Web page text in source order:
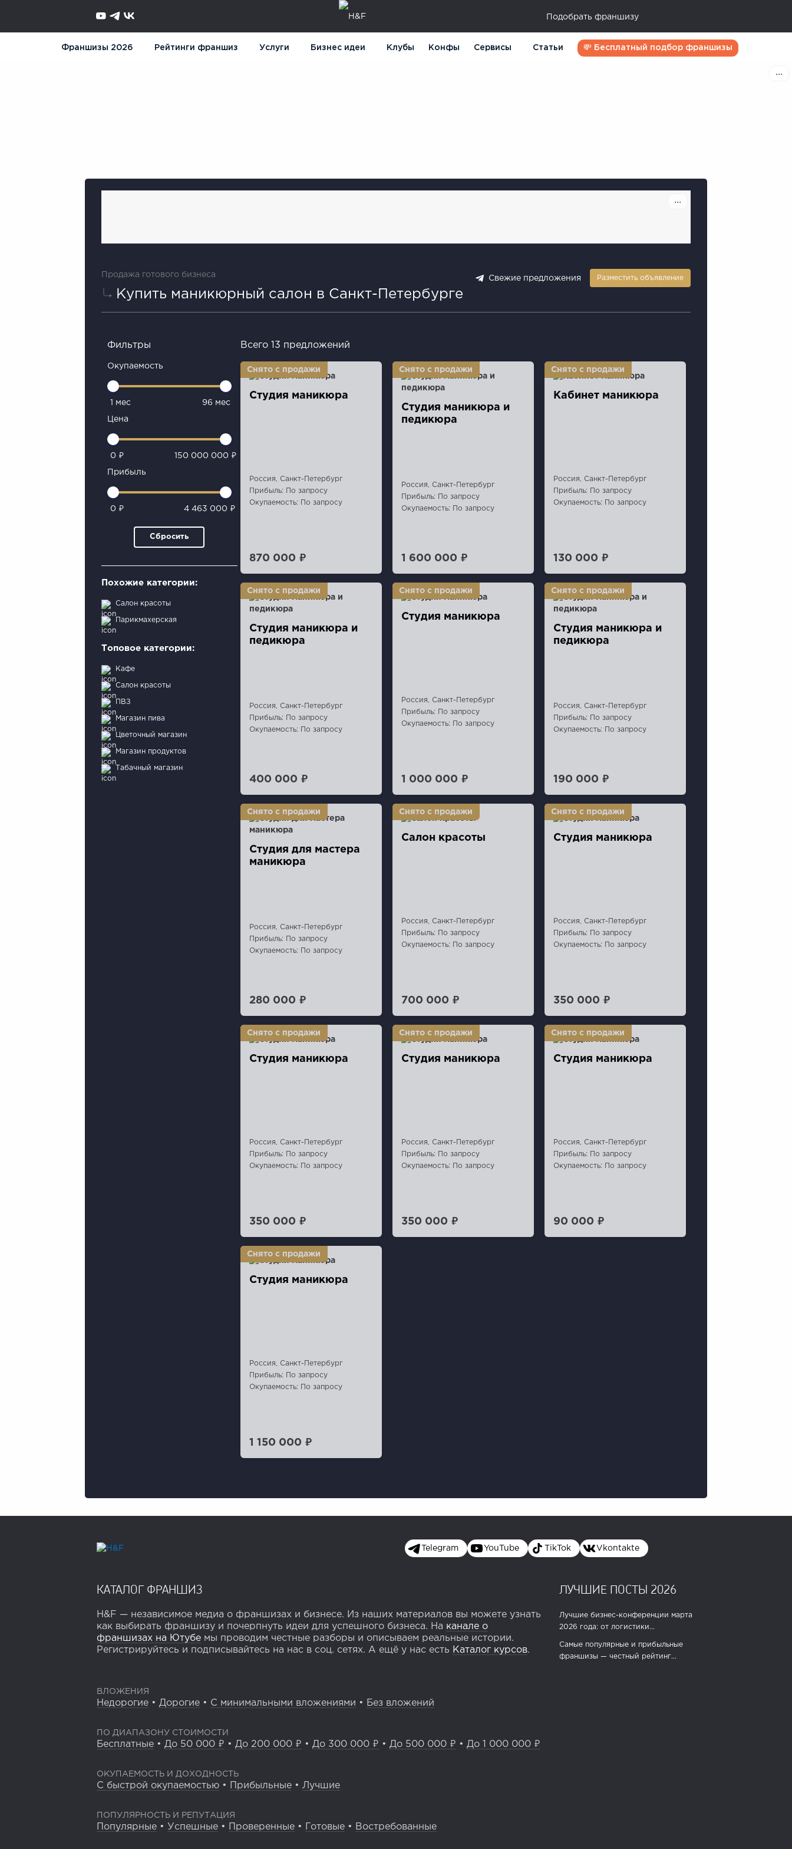
Подобрать франшизу
Франшизы 2026 Рейтинги франшиз Услуги Бизнес идеи Клубы Конфы Сервисы Статьи 💸 Бесплатный подбор франшизы
Продажа готового бизнеса
Купить маникюрный салон в Санкт-Петербурге
Свежие предложения Разместить объявление
Фильтры
Окупаемость
1 мес 96 мес
Цена
0 ₽ 150 000 000 ₽
Прибыль
0 ₽ 4 463 000 ₽
Сбросить
Похожие категории:
Салон красоты
Парикмахерская
Топовое категории:
Кафе
Салон красоты
ПВЗ
Магазин пива
Цветочный магазин
Магазин продуктов
Табачный магазин
Всего 13 предложений
Студия маникюра
Россия, Санкт-Петербург
Прибыль: По запросу
Окупаемость: По запросу
870 000 ₽
Студия маникюра и
педикюра
Россия, Санкт-Петербург
Прибыль: По запросу
Окупаемость: По запросу
1 600 000 ₽
Кабинет маникюра
Россия, Санкт-Петербург
Прибыль: По запросу
Окупаемость: По запросу
130 000 ₽
Студия маникюра и
педикюра
Россия, Санкт-Петербург
Прибыль: По запросу
Окупаемость: По запросу
400 000 ₽
Студия маникюра
Россия, Санкт-Петербург
Прибыль: По запросу
Окупаемость: По запросу
1 000 000 ₽
Студия маникюра и
педикюра
Россия, Санкт-Петербург
Прибыль: По запросу
Окупаемость: По запросу
190 000 ₽
Студия для мастера
маникюра
Россия, Санкт-Петербург
Прибыль: По запросу
Окупаемость: По запросу
280 000 ₽
Салон красоты
Россия, Санкт-Петербург
Прибыль: По запросу
Окупаемость: По запросу
700 000 ₽
Студия маникюра
Россия, Санкт-Петербург
Прибыль: По запросу
Окупаемость: По запросу
350 000 ₽
Студия маникюра
Россия, Санкт-Петербург
Прибыль: По запросу
Окупаемость: По запросу
350 000 ₽
Студия маникюра
Россия, Санкт-Петербург
Прибыль: По запросу
Окупаемость: По запросу
350 000 ₽
Студия маникюра
Россия, Санкт-Петербург
Прибыль: По запросу
Окупаемость: По запросу
90 000 ₽
Студия маникюра
Россия, Санкт-Петербург
Прибыль: По запросу
Окупаемость: По запросу
1 150 000 ₽
Telegram YouTube TikTok Vkontakte
КАТАЛОГ ФРАНШИЗ
H&F — независимое медиа о франшизах и бизнесе. Из наших материалов вы можете узнать
как выбирать франшизу и почерпнуть идеи для успешного бизнеса. На канале о
франшизах на Ютубе мы проводим честные разборы и описываем реальные истории.
Регистрируйтесь и подписывайтесь на нас в соц. сетях. А ещё у нас есть Каталог курсов.
ЛУЧШИЕ ПОСТЫ 2026
Лучшие бизнес-конференции марта
2026 года: от логистики...
Самые популярные и прибыльные
франшизы — честный рейтинг...
ВЛОЖЕНИЯ
Недорогие • Дорогие • С минимальными вложениями • Без вложений
ПО ДИАПАЗОНУ СТОИМОСТИ
Бесплатные • До 50 000 ₽ • До 200 000 ₽ • До 300 000 ₽ • До 500 000 ₽ • До 1 000 000 ₽
ОКУПАЕМОСТЬ И ДОХОДНОСТЬ
С быстрой окупаемостью • Прибыльные • Лучшие
ПОПУЛЯРНОСТЬ И РЕПУТАЦИЯ
Популярные • Успешные • Проверенные • Готовые • Востребованные